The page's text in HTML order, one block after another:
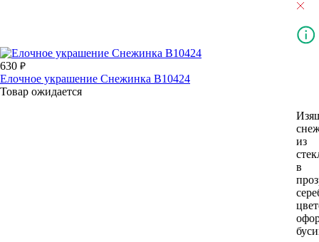
630
Елочное украшение Снежинка В10424
Товар ожидается
из
в